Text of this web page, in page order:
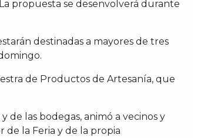
propuesta se desenvolverá durante
destinadas a mayores de tres
de Productos de Artesanía, que
las bodegas, animó a vecinos y
de la Feria y de la propia